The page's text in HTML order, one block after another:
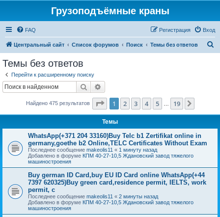
Грузоподъёмные краны
FAQ Вход
Регистрация
Центральный сайт Список форумов Поиск Темы без ответов
Темы без ответов
Перейти к расширенному поиску
Поиск
Найдено 475 результатов Страница из 19
1 2 3 4 5 19
Темы
WhatsApp(+371 204 33160)Buy Telc b1 Zertifikat online in
germany,goethe b2 Online,TELC Certificates Without Exam
Последнее сообщение makeolis11 « 1 минуту назад
Добавлено в форуме КПМ 40-27-10,5 Ждановский завод тяжелого
машиностроения
Buy german ID Card,buy EU ID Card online WhatsApp(+44
7397 620325)Buy green card,residence permit, IELTS, work
permit, c
Последнее сообщение makeolis11 « 2 минуты назад
Добавлено в форуме КПМ 40-27-10,5 Ждановский завод тяжелого
машиностроения